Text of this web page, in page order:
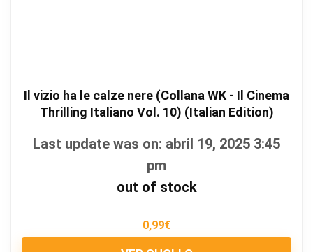
Il vizio ha le calze nere (Collana WK - Il Cinema
Thrilling Italiano Vol. 10) (Italian Edition)
Last update was on: abril 19, 2025 3:45
pm
out of stock
0,99€